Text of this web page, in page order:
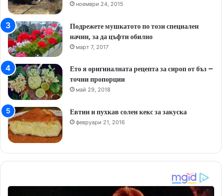
ноември 24, 2015
Подрежете мушкатото по този специален
начин, за да цъфти обилно
март 7, 2017
Ето я оригиналната рецепта за сироп от бъз –
точни пропорции
май 29, 2018
Евтин и пухкав солен кекс за закуска
февруари 21, 2016